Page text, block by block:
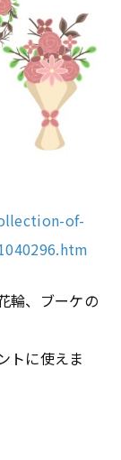
of-
輪、ブーケの
トに使えま